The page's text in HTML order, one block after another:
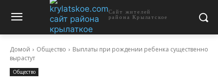
Сайт жителей
района Крылатское
Домой Общество
Выплаты при рождении ребенка существенно
вырастут
Общество